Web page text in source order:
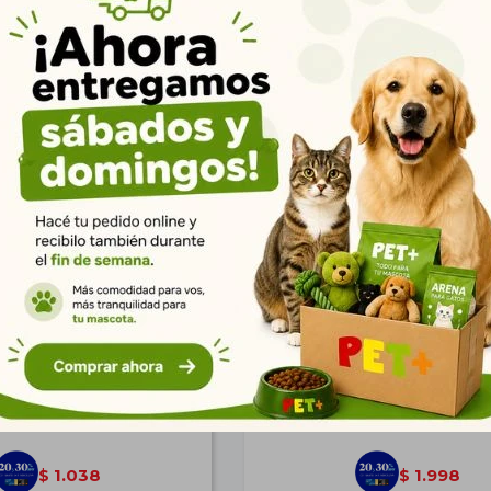
Raffy I 145 gr
1.437
$ 1.038
Sera Raffy P 850 gr
$ 2.766
$ 1.998